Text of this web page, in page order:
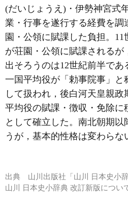
(だいじょうえ)・伊勢神宮式
業・行事を遂行する経費を調
園・公領に賦課した負担。
が荘園・公領に賦課されるが
出そろうのは12世紀前半であ
一国平均役が「勅事院事」と
して扱われ，後白河天皇親政
平均役の賦課・徴収・免除に
として確立した。南北朝期
うが，基本的性格は変わらな
出典 山川出版社「山川 日本史小
山川 日本史小辞典 改訂新版につ